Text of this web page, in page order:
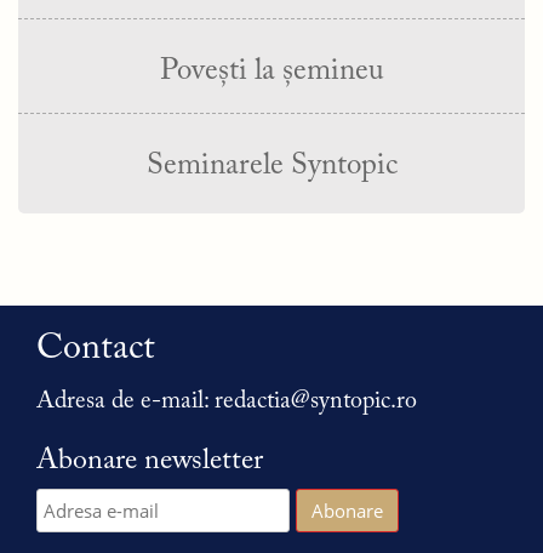
Povești la șemineu
Seminarele Syntopic
Contact
Adresa de e-mail: redactia@syntopic.ro
Abonare newsletter